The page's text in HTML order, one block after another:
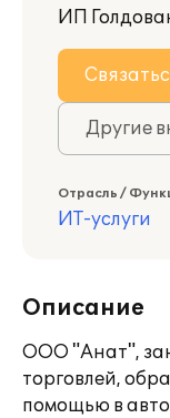
ИП
Другие
Отрасль /
ИТ-услуги
Описание
ООО "Анат",
торговлей,
помощью в